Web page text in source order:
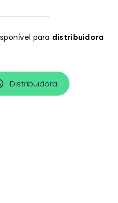
para distribuidora
Distribuidora